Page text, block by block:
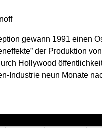
gewann 1991 einen
der Produktion
Hollywood
Industrie neun Monate